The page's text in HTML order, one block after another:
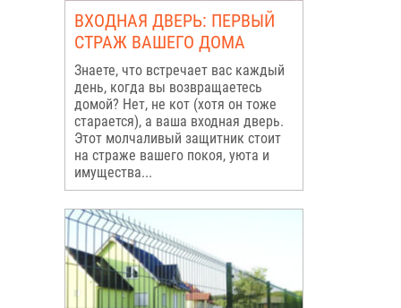
ВХОДНАЯ ДВЕРЬ: ПЕРВЫЙ
СТРАЖ ВАШЕГО ДОМА
Знаете, что встречает вас каждый
день, когда вы возвращаетесь
домой? Нет, не кот (хотя он тоже
старается), а ваша входная дверь.
Этот молчаливый защитник стоит
на страже вашего покоя, уюта и
имущества...